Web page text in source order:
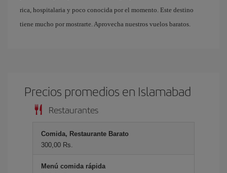
rica, hospitalaria y poco conocida por el momento. Este destino
tiene mucho por mostrarte. Aprovecha nuestros vuelos baratos.
Precios promedios en Islamabad
Restaurantes
Comida, Restaurante Barato
300,00 Rs.
Menú comida rápida